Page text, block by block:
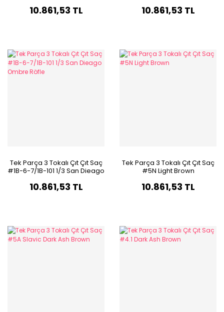
10.861,53 TL 10.861,53 TL
Tek Parça 3 Tokalı Çıt Çıt Saç
#1B-6-7/1B-101 1/3 San Dieago
10.861,53 TL
Tek Parça 3 Tokalı Çıt Çıt Saç
#5N Light Brown
10.861,53 TL